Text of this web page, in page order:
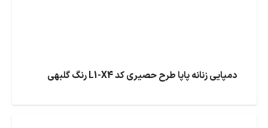
دمپایی زنانه پاپا طرح حصیری کد L1-X4 رنگ گلبهی